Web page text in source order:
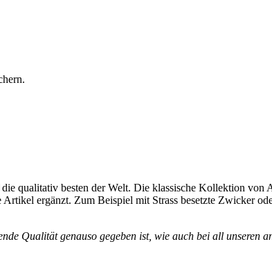
qualitativ besten der Welt. Die klassische Kollektion
ergänzt. Zum Beispiel mit Strass besetzte Zwicker
Qualität genauso gegeben ist, wie auch bei all unseren